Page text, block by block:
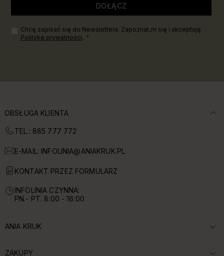
DOŁĄCZ
Chcę zapisać się do Newslettera. Zapoznał_m się i akceptuję
Politykę prywatności.
OBSŁUGA KLIENTA
TEL.: 885 777 772
E-MAIL: INFOLINIA@ANIAKRUK.PL
KONTAKT PRZEZ FORMULARZ
INFOLINIA CZYNNA:
PN.- PT. 8:00 - 16:00
ROZWIŃ SEKCJĘ:
ANIA KRUK
ZAKUPY